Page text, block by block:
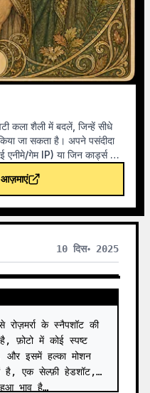
कला शैली में बदलें, जिन्हें सीधे
जा सकता है। अपने पसंदीदा
एनीमे/गेम IP) या जिन कार्ड्स को
का सेट, एक समूह, या कुछ
और आकर्षक हैं, बिना किसी
शेड्यूल किए गए कार्यों के
कार्ड निकालने और व्याख्या
10 दिस॰ 2025
रोज़मर्रा के स्नैपशॉट की
फ़ोटो में कोई स्पष्ट
और इसमें हल्का मोशन
है, एक सेल्फ़ी हेडशॉट,
भाव है…